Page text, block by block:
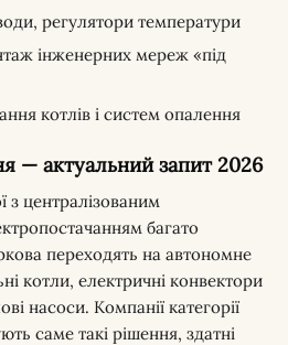
регулятори температури
інженерних мереж «під
котлів і систем опалення
— актуальний запит 2026
з централізованим
багато
переходять на автономне
котли, електричні конвектори
насоси. Компанії категорії
саме такі рішення, здатні